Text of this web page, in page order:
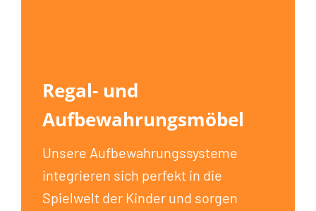
Regal- und
Aufbewahrungsmöbel
Unsere Aufbewahrungssysteme
integrieren sich perfekt in die
Spielwelt der Kinder und sorgen